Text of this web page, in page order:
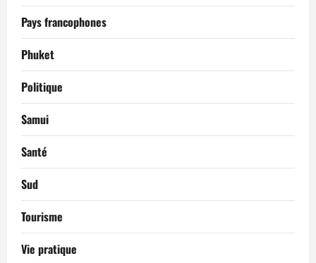
Pays francophones
Phuket
Politique
Samui
Santé
Sud
Tourisme
Vie pratique